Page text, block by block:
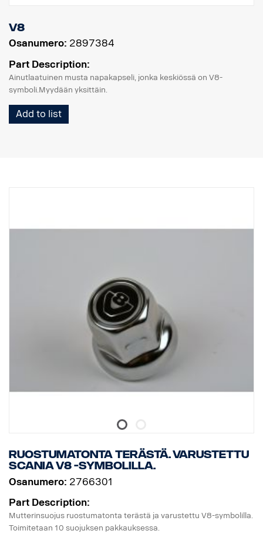
V8
Osanumero: 2897384
Part Description:
Ainutlaatuinen musta napakapseli, jonka keskiössä on V8-
symboli.Myydään yksittäin.
Add to list
Ruostumatonta terästä. Varustettu
Scania V8 -symbolilla.
Osanumero: 2766301
Part Description:
Mutterinsuojus ruostumatonta terästä ja varustettu V8-symbolilla.
Toimitetaan 10 suojuksen pakkauksessa.